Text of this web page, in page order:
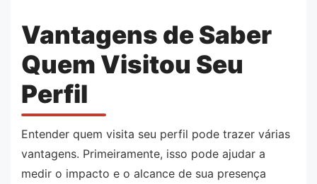
Vantagens de Saber
Quem Visitou Seu
Perfil
Entender quem visita seu perfil pode trazer várias
vantagens. Primeiramente, isso pode ajudar a
medir o impacto e o alcance de sua presença